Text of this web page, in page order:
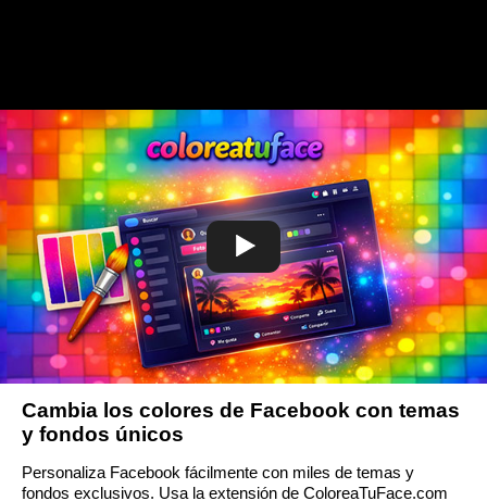
Cambia los colores de Facebook con temas
y fondos únicos
Personaliza Facebook fácilmente con miles de temas y
fondos exclusivos. Usa la extensión de ColoreaTuFace.com